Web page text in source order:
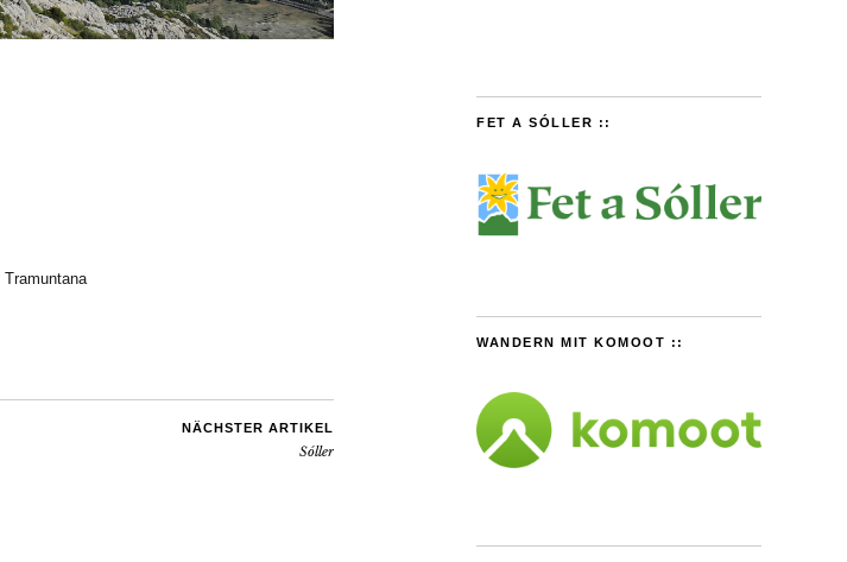
Tramuntana
NÄCHSTER ARTIKEL
Sóller
FET A SÓLLER ::
WANDERN MIT KOMOOT ::